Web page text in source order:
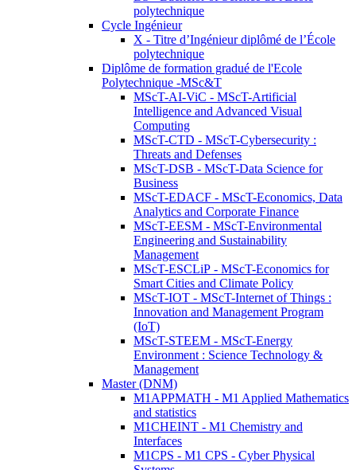
polytechnique
Cycle Ingénieur
X - Titre d’Ingénieur diplômé de l’École
polytechnique
Diplôme de formation gradué de l'Ecole
Polytechnique -MSc&T
MScT-AI-ViC - MScT-Artificial
Intelligence and Advanced Visual
Computing
MScT-CTD - MScT-Cybersecurity :
Threats and Defenses
MScT-DSB - MScT-Data Science for
Business
MScT-EDACF - MScT-Economics, Data
Analytics and Corporate Finance
MScT-EESM - MScT-Environmental
Engineering and Sustainability
Management
MScT-ESCLiP - MScT-Economics for
Smart Cities and Climate Policy
MScT-IOT - MScT-Internet of Things :
Innovation and Management Program
(IoT)
MScT-STEEM - MScT-Energy
Environment : Science Technology &
Management
Master (DNM)
M1APPMATH - M1 Applied Mathematics
and statistics
M1CHEINT - M1 Chemistry and
Interfaces
M1CPS - M1 CPS - Cyber Physical